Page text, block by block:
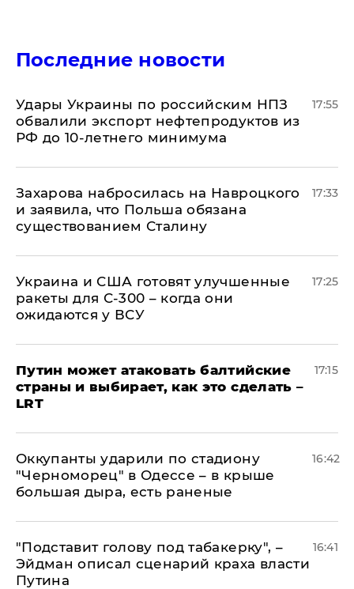
Последние новости
Удары Украины по российским НПЗ
обвалили экспорт нефтепродуктов из
РФ до 10-летнего минимума
17:55
​Захарова набросилась на Навроцкого
и заявила, что Польша обязана
существованием Сталину
17:33
Украина и США готовят улучшенные
ракеты для С-300 – когда они
ожидаются у ВСУ
17:25
Путин может атаковать балтийские
страны и выбирает, как это сделать –
LRT
17:15
Оккупанты ударили по стадиону
"Черноморец" в Одессе – в крыше
большая дыра, есть раненые
16:42
​"Подставит голову под табакерку", –
Эйдман описал сценарий краха власти
Путина
16:41